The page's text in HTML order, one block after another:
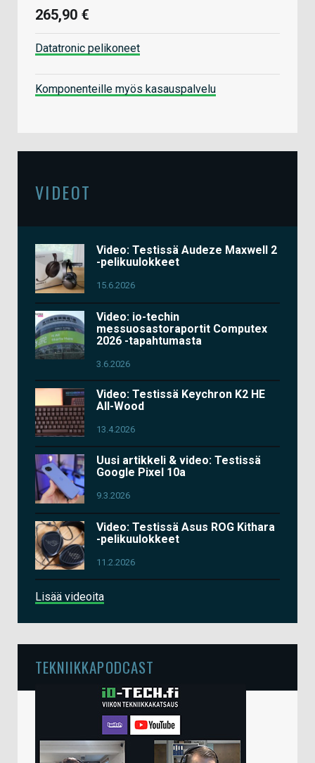
265,90 €
Datatronic pelikoneet
Komponenteille myös kasauspalvelu
VIDEOT
Video: Testissä Audeze Maxwell 2
-pelikuulokkeet
15.6.2026
Video: io-techin
messuosastoraportit Computex
2026 -tapahtumasta
3.6.2026
Video: Testissä Keychron K2 HE
All-Wood
13.4.2026
Uusi artikkeli & video: Testissä
Google Pixel 10a
9.3.2026
Video: Testissä Asus ROG Kithara
-pelikuulokkeet
11.2.2026
Lisää videoita
TEKNIIKKAPODCAST